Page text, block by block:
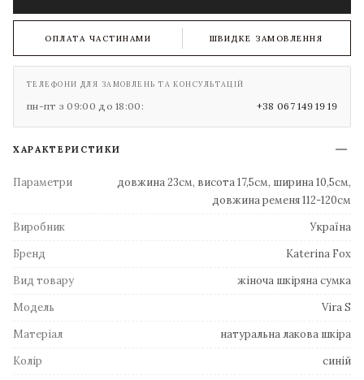
ОПЛАТА ЧАСТИНАМИ ШВИДКЕ ЗАМОВЛЕННЯ
ТЕЛЕФОНИ ДЛЯ ЗАМОВЛЕНЬ ТА КОНСУЛЬТАЦІЙ
пн-пт з 09:00 до 18:00: +38 067 149 19 19
ХАРАКТЕРИСТИКИ
Параметри
довжина 23см, висота 17,5см, ширина 10,5см,
довжина ременя 112-120см
Виробник
Україна
Бренд
Katerina Fox
Вид товару
жіноча шкіряна сумка
Модель
Vira S
Матеріал
натуральна лакова шкіра
Колір
синій